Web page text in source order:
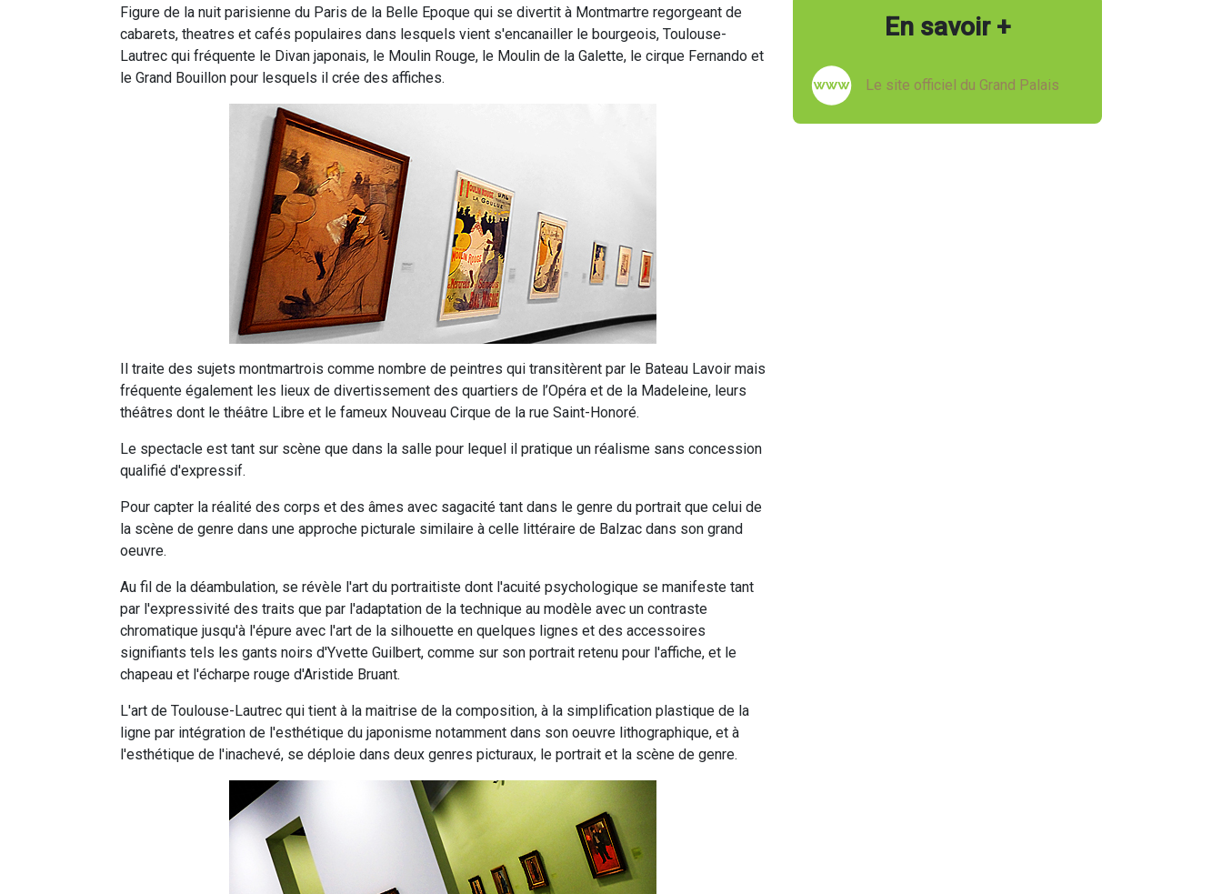
Figure de la nuit parisienne du Paris de la Belle Epoque qui se divertit à Montmartre regorgeant de
cabarets, theatres et cafés populaires dans lesquels vient s'encanailler le bourgeois, Toulouse-
Lautrec qui fréquente le Divan japonais, le Moulin Rouge, le Moulin de la Galette, le cirque Fernando et
le Grand Bouillon pour lesquels il crée des affiches.
Il traite des sujets montmartrois comme nombre de peintres qui transitèrent par le Bateau Lavoir mais
fréquente également les lieux de divertissement des quartiers de l’Opéra et de la Madeleine, leurs
théâtres dont le théâtre Libre et le fameux Nouveau Cirque de la rue Saint-Honoré.
Le spectacle est tant sur scène que dans la salle pour lequel il pratique un réalisme sans concession
qualifié d'expressif.
Pour capter la réalité des corps et des âmes avec sagacité tant dans le genre du portrait que celui de
la scène de genre dans une approche picturale similaire à celle littéraire de Balzac dans son grand
oeuvre.
Au fil de la déambulation, se révèle l'art du portraitiste dont l'acuité psychologique se manifeste tant
par l'expressivité des traits que par l'adaptation de la technique au modèle avec un contraste
chromatique jusqu'à l'épure avec l'art de la silhouette en quelques lignes et des accessoires
signifiants tels les gants noirs d'Yvette Guilbert, comme sur son portrait retenu pour l'affiche, et le
chapeau et l'écharpe rouge d'Aristide Bruant.
L'art de Toulouse-Lautrec qui tient à la maitrise de la composition, à la simplification plastique de la
ligne par intégration de l'esthétique du japonisme notamment dans son oeuvre lithographique, et à
l'esthétique de l'inachevé, se déploie dans deux genres picturaux, le portrait et la scène de genre.
En savoir +
Le site officiel du Grand Palais